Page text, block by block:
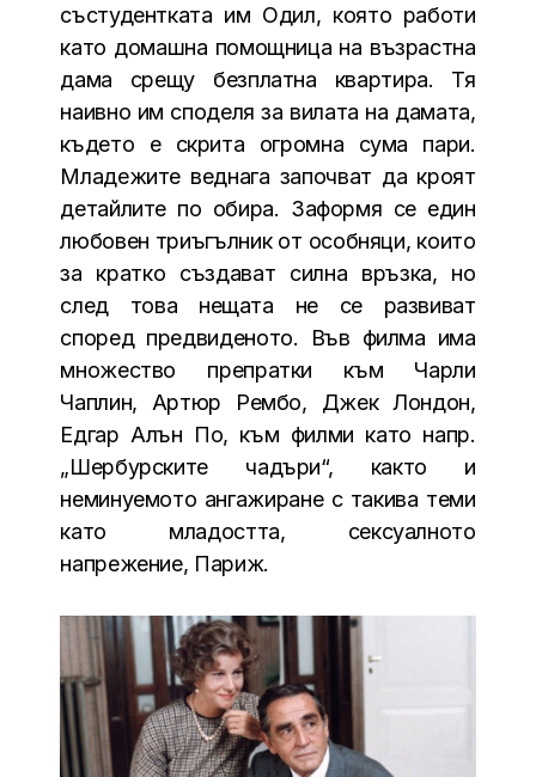
състудентката им Одил, която работи
като домашна помощница на възрастна
дама срещу безплатна квартира. Тя
наивно им споделя за вилата на дамата,
където е скрита огромна сума пари.
Младежите веднага започват да кроят
детайлите по обира. Заформя се един
любовен триъгълник от особняци, които
за кратко създават силна връзка, но
след това нещата не се развиват
според предвиденото. Във филма има
множество препратки към Чарли
Чаплин, Артюр Рембо, Джек Лондон,
Едгар Алън По, към филми като напр.
„Шербурските чадъри“, както и
неминуемото ангажиране с такива теми
като младостта, сексуалното
напрежение, Париж.